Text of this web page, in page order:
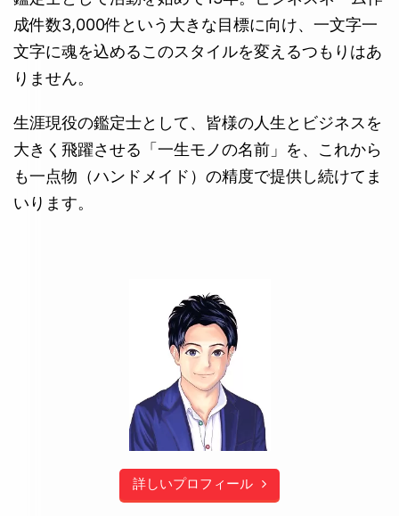
成件数3,000件という大きな目標に向け、一文字一
文字に魂を込めるこのスタイルを変えるつもりはあ
りません。
生涯現役の鑑定士として、皆様の人生とビジネスを
大きく飛躍させる「一生モノの名前」を、これから
も一点物（ハンドメイド）の精度で提供し続けてま
いります。
詳しいプロフィール